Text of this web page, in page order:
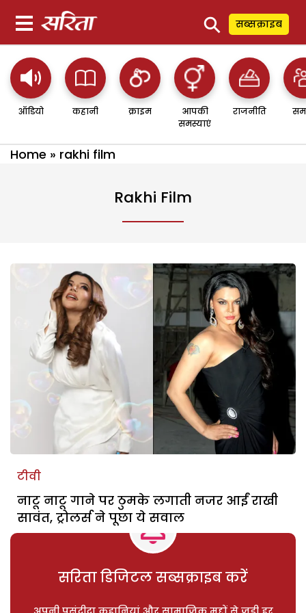
⚲ सब्सक्राइब
ऑडियो कहानी क्राइम
आपकी
समस्याएं
राजनीति
Home » rakhi film
Rakhi Film
टीवी
नाटू नाटू गाने पर ठुमके लगाती नजर आईं राखी
सावंत, ट्रोलर्स ने पूछा ये सवाल
सरिता डिजिटल सब्सक्राइब करें